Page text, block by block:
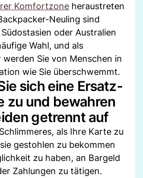
Komfortzone heraustreten
Neuling sind
oder Australien
Wahl, und als
werden Sie von Menschen in
wie Sie überschwemmt.
sich eine Ersatz-
zu und bewahren
getrennt auf
als Ihre Karte zu
gestohlen zu bekommen
zu haben, an Bargeld
Zahlungen zu tätigen.